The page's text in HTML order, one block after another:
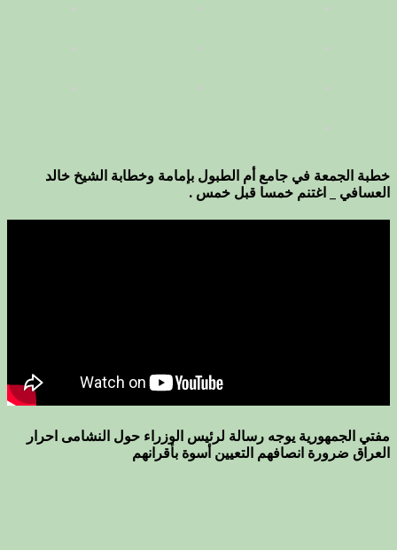
خطبة الجمعة في جامع أم الطبول بإمامة وخطابة الشيخ خالد
العسافي _ اغتنم خمسا قبل خمس .
مفتي الجمهورية يوجه رسالة لرئيس الوزراء حول النشامى احرار
العراق ضرورة انصافهم التعيين أسوة بأقرانهم